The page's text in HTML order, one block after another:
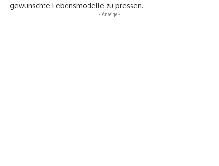
gewünschte Lebensmodelle zu pressen.
- Anzeige -